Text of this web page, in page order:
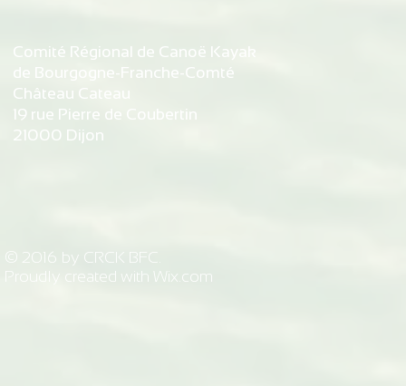
© 2016 by CRCK BFC.
Proudly created with Wix.com
Comité Régional de Canoë Kayak
de Bourgogne-Franche-Comté
Château Cateau
19 rue Pierre de Coubertin
21000 Dijon